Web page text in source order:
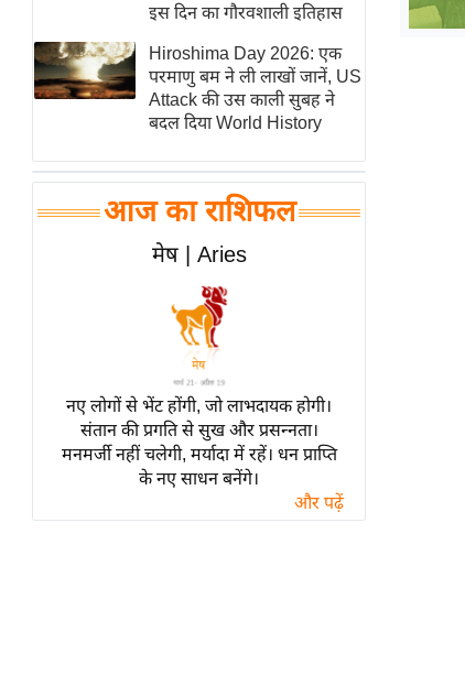
यंग इंडिया
साहित्य जगत
ऑटो वर्ल्ड
न्यूज ब्रीफ
बॉलीवुड
हॉलीवुड
फिल्म समीक्षा
लाइफस्टाइल
टेक्नॉलॉजी
ब्यूटी/फैशन
घरेलू नुस्खे
पर्यटन स्थल
फिटनेस मंत्रा
इस दिन का गौरवशाली इतिहास
Hiroshima Day 2026: एक
परमाणु बम ने ली लाखों जानें, US
Attack की उस काली सुबह ने
बदल दिया World History
आज का राशिफल
मेष | Aries
नए लोगों से भेंट होंगी, जो लाभदायक होगी।
संतान की प्रगति से सुख और प्रसन्नता।
मनमर्जी नहीं चलेगी, मर्यादा में रहें। धन प्राप्ति
के नए साधन बनेंगे।
और पढ़ें